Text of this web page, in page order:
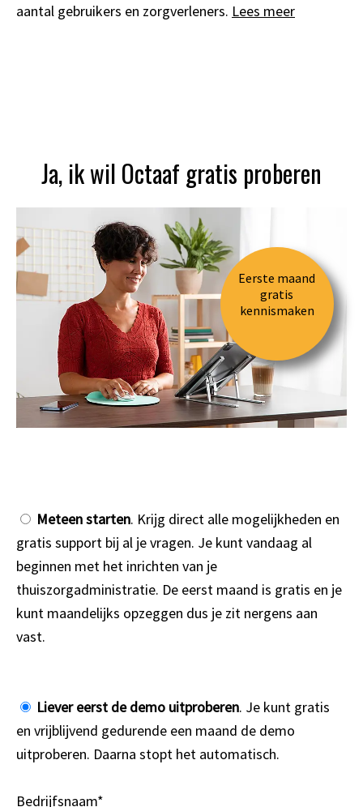
aantal gebruikers en zorgverleners. Lees meer
Eerste maand
gratis
kennismaken
Ja, ik wil Octaaf gratis proberen
Meteen starten. Krijg direct alle mogelijkheden en
gratis support bij al je vragen. Je kunt vandaag al
beginnen met het inrichten van je
thuiszorgadministratie. De eerst maand is gratis en je
kunt maandelijks opzeggen dus je zit nergens aan
vast.
Liever eerst de demo uitproberen. Je kunt gratis
en vrijblijvend gedurende een maand de demo
uitproberen. Daarna stopt het automatisch.
Bedrijfsnaam*